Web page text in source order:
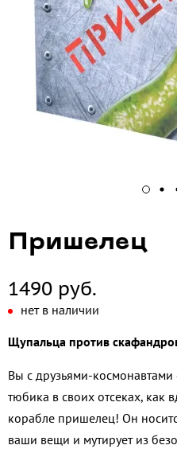
Пришелец
1490 руб.
нет в наличии
Щупальца против
Вы с друзьями-
тюбика в своих отсеках, как
корабле пришелец! Он
ваши вещи и мутирует из